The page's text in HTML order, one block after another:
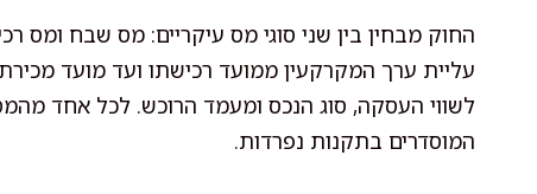
החוק מבחין בין שני סוגי מס עיקריים: מס שבח
עליית ערך המקרקעין ממועד רכישתו ועד מועד
לשווי העסקה, סוג הנכס ומעמד הרוכש. לכל אחד
המוסדרים בתקנות נפרדות.